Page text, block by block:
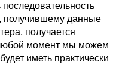
получившему данные
получается
момент мы можем
иметь практически